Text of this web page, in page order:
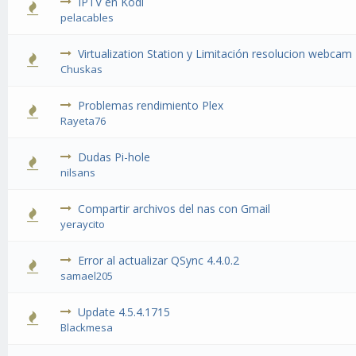
pelacables
Virtualization Station y Limitación resolucion webcam
Chuskas
Problemas rendimiento Plex
Rayeta76
Dudas Pi-hole
nilsans
Compartir archivos del nas con Gmail
yeraycito
Error al actualizar QSync 4.4.0.2
samael205
Update 4.5.4.1715
Blackmesa